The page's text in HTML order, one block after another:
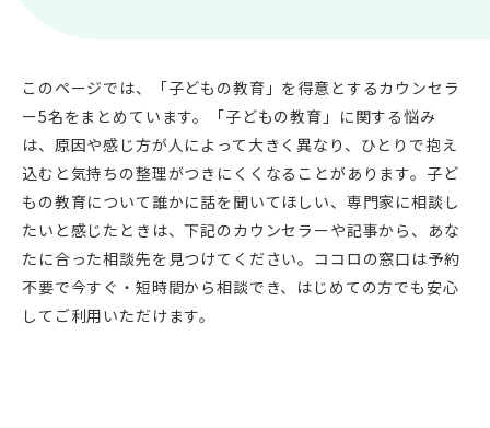
このページでは、「子どもの教育」を得意とするカウンセラ
ー5名をまとめています。「子どもの教育」に関する悩み
は、原因や感じ方が人によって大きく異なり、ひとりで抱え
込むと気持ちの整理がつきにくくなることがあります。子ど
もの教育について誰かに話を聞いてほしい、専門家に相談し
たいと感じたときは、下記のカウンセラーや記事から、あな
たに合った相談先を見つけてください。ココロの窓口は予約
不要で今すぐ・短時間から相談でき、はじめての方でも安心
してご利用いただけます。